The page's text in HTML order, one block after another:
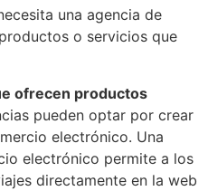
una agencia de
o servicios que
ofrecen productos
pueden optar por crear
electrónico. Una
electrónico permite a los
directamente en la web